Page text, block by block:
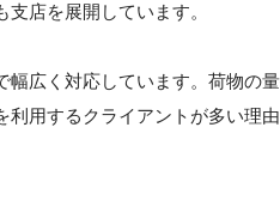
店を展開しています。
広く対応しています。荷物の
用するクライアントが多い理